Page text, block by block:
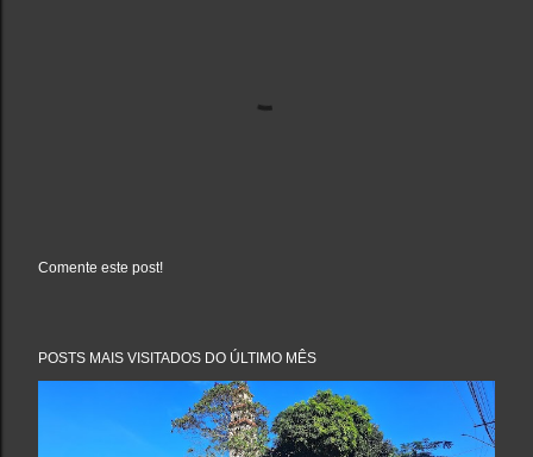
a
Comente este post!
POSTS MAIS VISITADOS DO ÚLTIMO MÊS